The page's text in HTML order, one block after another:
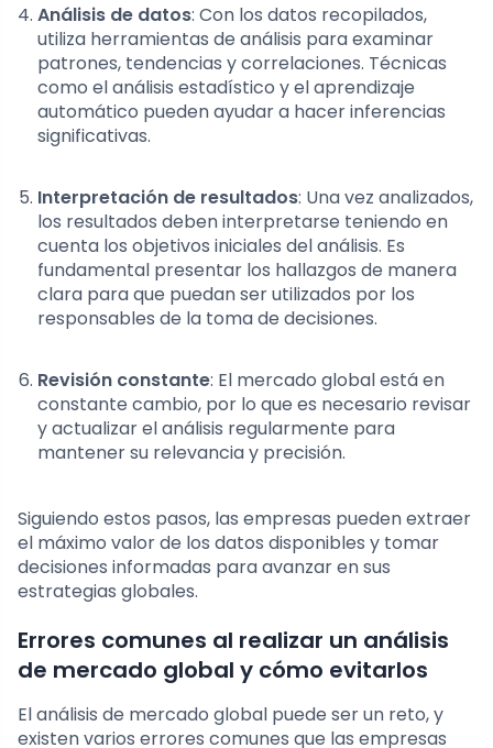
Análisis de datos: Con los datos recopilados,
utiliza herramientas de análisis para examinar
patrones, tendencias y correlaciones. Técnicas
como el análisis estadístico y el aprendizaje
automático pueden ayudar a hacer inferencias
significativas.
Interpretación de resultados: Una vez analizados,
los resultados deben interpretarse teniendo en
cuenta los objetivos iniciales del análisis. Es
fundamental presentar los hallazgos de manera
clara para que puedan ser utilizados por los
responsables de la toma de decisiones.
Revisión constante: El mercado global está en
constante cambio, por lo que es necesario revisar
y actualizar el análisis regularmente para
mantener su relevancia y precisión.
Siguiendo estos pasos, las empresas pueden extraer
el máximo valor de los datos disponibles y tomar
decisiones informadas para avanzar en sus
estrategias globales.
Errores comunes al realizar un análisis
de mercado global y cómo evitarlos
El análisis de mercado global puede ser un reto, y
existen varios errores comunes que las empresas